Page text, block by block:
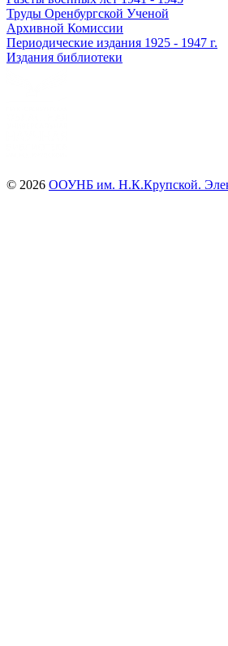
Труды Оренбургской Ученой
Архивной Комиссии
Периодические издания 1925 - 1947 г.
Издания библиотеки
© 2026 ООУНБ им. Н.К.Крупской.